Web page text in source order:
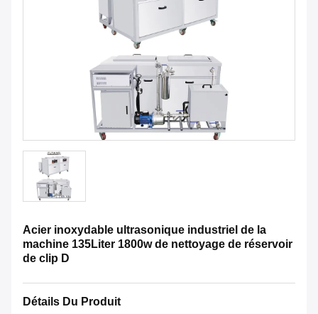
Acier inoxydable ultrasonique industriel de la
machine 135Liter 1800w de nettoyage de réservoir
de clip D
Détails Du Produit